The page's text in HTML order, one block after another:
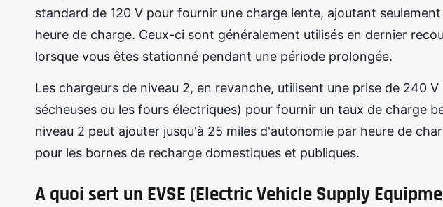
standard de 120 V pour fournir une charge lente, ajoutant
heure de charge. Ceux-ci sont généralement utilisés en dernier
lorsque vous êtes stationné pendant une période prolongée.
Les chargeurs de niveau 2, en revanche, utilisent une prise de 240
sécheuses ou les fours électriques) pour fournir un taux de charge
niveau 2 peut ajouter jusqu'à 25 miles d'autonomie par heure de
pour les bornes de recharge domestiques et publiques.
A quoi sert un EVSE (Electric Vehicle Supply